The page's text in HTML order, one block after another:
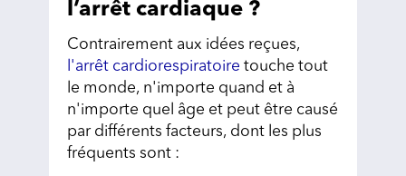
l’arrêt cardiaque ?
Contrairement aux idées reçues,
l'arrêt cardiorespiratoire touche tout
le monde, n'importe quand et à
n'importe quel âge et peut être causé
par différents facteurs, dont les plus
fréquents sont :